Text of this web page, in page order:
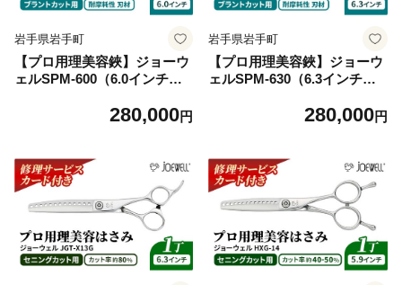
岩手県岩手町
【プロ用理美容鋏】ジョーウ
ェルSPM-600（6.0インチ）
はさみ 岩手県 岩手町280,000円
岩手県岩手町
【プロ用理美容鋏】ジョーウ
ェルSPM-630（6.3インチ）
はさみ 岩手県 岩手町280,000円